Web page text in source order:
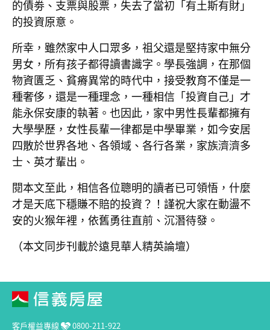
的債劵、支票與股票，失去了當初「有土斯有財」
的投資原意。
所幸，雖然家中人口眾多，祖父還是堅持家中無分
男女，所有孩子都得讀書識字。學長強調，在那個
物資匱乏、貧瘠異常的時代中，接受教育不僅是一
種奢侈，還是一種理念，一種相信「投資自己」才
能永保安康的執著。也因此，家中男性長輩都擁有
大學學歷，女性長輩一律都是中學畢業，如今安居
四散於世界各地、各領域、各行各業，家族濟濟多
士、英才輩出。
閱本文至此，相信各位聰明的讀者已可領悟，什麼
才是天底下穩賺不賠的投資？！謹祝大家在動盪不
安的火猴年裡，依舊勇往直前、沉潛待發。
（本文同步刊載於遠見華人精英論壇）
客戶權益專線 0800-211-922